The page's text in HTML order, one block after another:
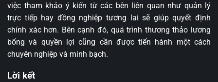
việc tham khảo ý kiến từ các bên liên quan như quản lý
trực tiếp hay đồng nghiệp tương lai sẽ giúp quyết định
chính xác hơn. Bên cạnh đó, quá trình thương thảo lương
bổng và quyền lợi cũng cần được tiến hành một cách
chuyên nghiệp và minh bạch.
Lời kết